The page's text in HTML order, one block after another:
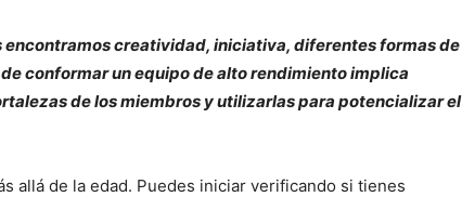
encontramos creatividad, iniciativa, diferentes formas de
conformar un equipo de alto rendimiento implica
de los miembros y utilizarlas para potencializar el
allá de la edad. Puedes iniciar verificando si tienes